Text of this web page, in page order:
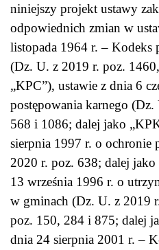
niniejszy projekt ustawy
odpowiednich zmian w
listopada 1964 r. – Kodeks
(Dz. U. z 2019 r. poz.
„KPC”), ustawie z dnia 6
postępowania karnego
568 i 1086; dalej jako
sierpnia 1997 r. o ochronie
2020 r. poz. 638; dalej jako
13 września 1996 r. o
w gminach (Dz. U. z 2019
poz. 150, 284 i 875; dalej
dnia 24 sierpnia 2001 r. –